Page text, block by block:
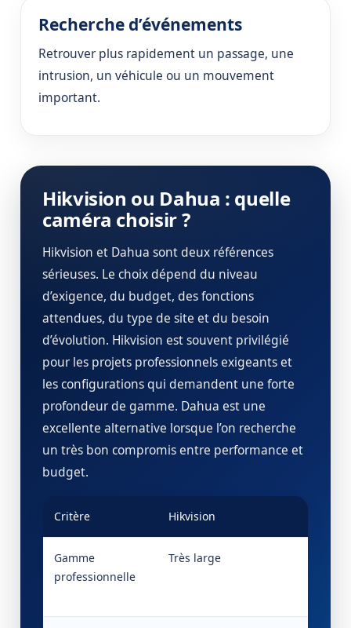
Recherche d’événements
Retrouver plus rapidement un passage, une
intrusion, un véhicule ou un mouvement
important.
Hikvision ou Dahua : quelle
caméra choisir ?
Hikvision et Dahua sont deux références
sérieuses. Le choix dépend du niveau
d’exigence, du budget, des fonctions
attendues, du type de site et du besoin
d’évolution. Hikvision est souvent privilégié
pour les projets professionnels exigeants et
les configurations qui demandent une forte
profondeur de gamme. Dahua est une
excellente alternative lorsque l’on recherche
un très bon compromis entre performance et
budget.
Critère Hikvision
Gamme
professionnelle
Très large